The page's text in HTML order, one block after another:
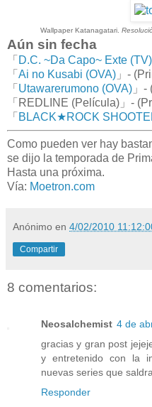
Wallpaper Katanagatari.
Aún sin fecha
「 D.C. ~Da Capo~ Exte (TV)
「 Ai no Kusabi (OVA) 」-
「 Utawarerumono (OVA) 」
「REDLINE (Película)」-
「 BLACK★ROCK
Como pueden ver hay
se dijo la temporada de
Hasta una próxima.
Vía: Moetron.com
Anónimo en 4/02/2010
Compartir
8 comentarios:
Neosalchemist 4 de
gracias y gran post
y entretenido con la
nuevas series que
Responder